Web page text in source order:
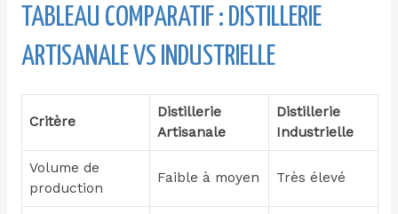
TABLEAU COMPARATIF : DISTILLERIE
ARTISANALE VS INDUSTRIELLE
Critère
Distillerie
Artisanale
Distillerie
Industrielle
Volume de
production
Faible à moyen Très élevé